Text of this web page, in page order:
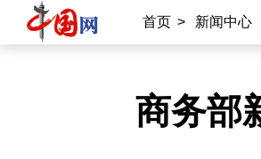
首页 > 新闻中心
商务部